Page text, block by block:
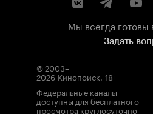
Мы всегда готовы
Задать
© 2003–
2026 Кинопоиск. 18+
Федеральные каналы
доступны для бесплатного
просмотра круглосуточно